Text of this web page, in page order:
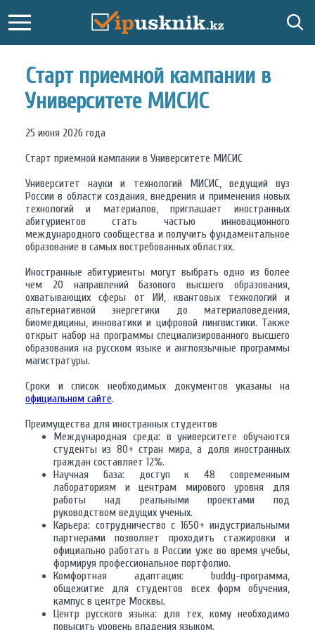
Старт приемной кампании в
Университете МИСИС
25 июня 2026 года
Старт приемной кампании в Университете МИСИС
Университет науки и технологий МИСИС, ведущий вуз
России в области создания, внедрения и применения новых
технологий и материалов, приглашает иностранных
абитуриентов стать частью инновационного
международного сообщества и получить фундаментальное
образование в самых востребованных областях.
Иностранные абитуриенты могут выбрать одно из более
чем 20 направлений базового высшего образования,
охватывающих сферы от ИИ, квантовых технологий и
альтернативной энергетики до материаловедения,
биомедицины, инноватики и цифровой лингвистики. Также
открыт набор на программы специализированного высшего
образования на русском языке и англоязычные программы
магистратуры.
Сроки и список необходимых документов указаны на
официальном сайте.
Преимущества для иностранных студентов
Международная среда: в университете обучаются
студенты из 80+ стран мира, а доля иностранных
граждан составляет 12%.
Научная база: доступ к 48 современным
лабораториям и центрам мирового уровня для
работы над реальными проектами под
руководством ведущих ученых.
Карьера: сотрудничество с 1650+ индустриальными
партнерами позволяет проходить стажировки и
официально работать в России уже во время учебы,
формируя профессиональное портфолио.
Комфортная адаптация: buddy-программа,
общежитие для студентов всех форм обучения,
кампус в центре Москвы.
Центр русского языка: для тех, кому необходимо
повысить уровень владения языком.